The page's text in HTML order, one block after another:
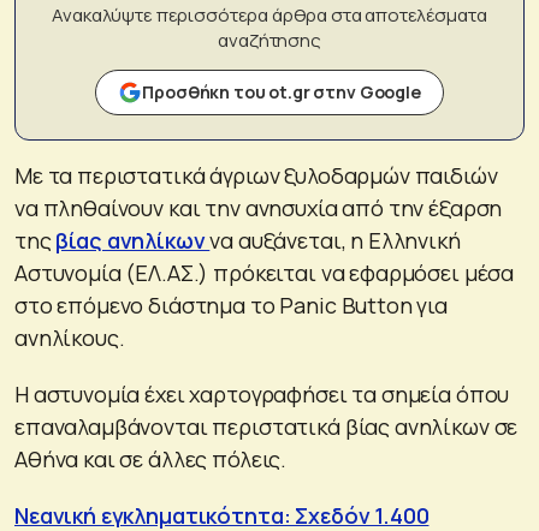
Ανακαλύψτε περισσότερα άρθρα στα αποτελέσματα
αναζήτησης
Προσθήκη του ot.gr στην Google
Με τα περιστατικά άγριων ξυλοδαρμών παιδιών
να πληθαίνουν και την ανησυχία από την έξαρση
τηςβίας ανηλίκωννα αυξάνεται, η Ελληνική
Αστυνομία (ΕΛ.ΑΣ.) πρόκειται να εφαρμόσει μέσα
στο επόμενο διάστημα το Panic Button για
ανηλίκους.
Η αστυνομία έχει χαρτογραφήσει τα σημεία όπου
επαναλαμβάνονται περιστατικά βίας ανηλίκων σε
Αθήνα και σε άλλες πόλεις.
Νεανική εγκληματικότητα: Σχεδόν 1.400